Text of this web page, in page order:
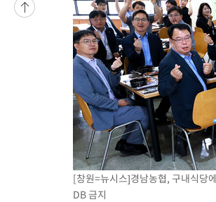
선포
-14484초 전 >
[단독]중수청 지원 검사들, 정원 초
낮 최고 37도 찜통더위…곳곳 소나
SK하이닉스, 용인·청주 팹에 54조
여자배구 이재영·이다영 자매, 아제르
외국인 심판 성 접대 7경기 들여다보
[속보]코스닥, 2.86포인트(0.36%) 내
[속보]코스피, 6200선 약보합…0.60%
[속보]원·달러 환율, 7.7원 내린
[속보] 노원서 40.1도 관측…서울,
[속보]종합특검, '계엄 수용공간 확보'
[창원=뉴시스]경남농협, 구내식당
DB 금지